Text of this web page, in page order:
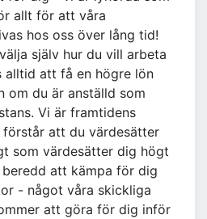
allt för att våra
hos oss över lång tid!
själv hur du vill arbeta
alltid att få en högre lön
om du är anställd som
Vi är framtidens
att du värdesätter
som värdesätter dig högt
att kämpa för dig
- något våra skickliga
att göra för dig inför